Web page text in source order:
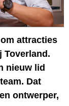
attracties
Toverland.
nieuw lid
Dat
ontwerper,